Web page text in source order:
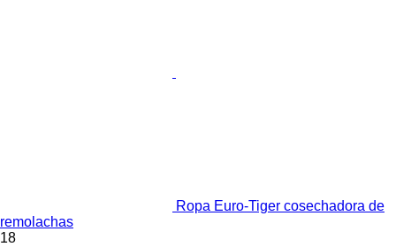
Ropa Euro-Tiger cosechadora de
remolachas
18